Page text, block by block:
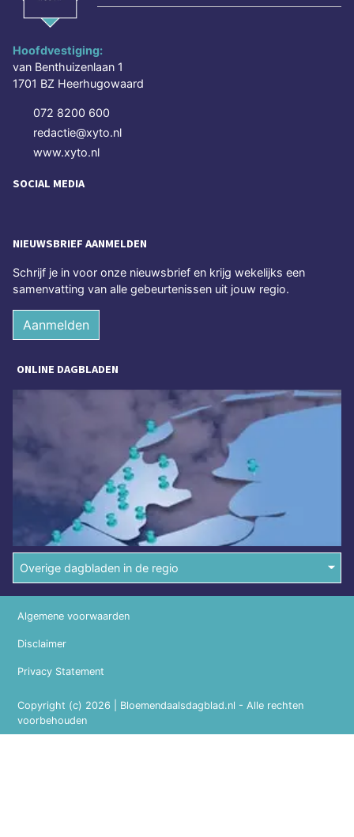
Hoofdvestiging:
van Benthuizenlaan 1
1701 BZ Heerhugowaard
072 8200 600
redactie@xyto.nl
www.xyto.nl
SOCIAL MEDIA
NIEUWSBRIEF AANMELDEN
Schrijf je in voor onze nieuwsbrief en krijg wekelijks een
samenvatting van alle gebeurtenissen uit jouw regio.
Aanmelden
ONLINE DAGBLADEN
Overige dagbladen in de regio
Copyright (c) 2026 | Bloemendaalsdagblad.nl - Alle rechten
voorbehouden
Algemene voorwaarden
Disclaimer
Privacy Statement